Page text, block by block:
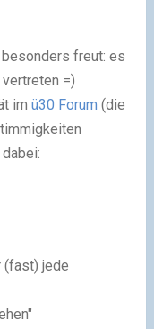
freut: es
=)
im ü30 Forum (die
(fast) jede